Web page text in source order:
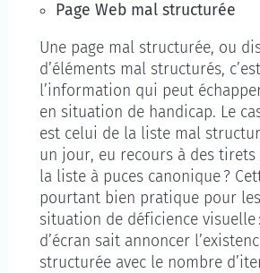
Page Web mal structurée
Une page mal structurée, ou
d’éléments mal structurés,
l’information qui peut
en situation de handicap. Le
est celui de la liste mal
un jour, eu recours à des
la liste à puces canonique ?
pourtant bien pratique pour
situation de déficience visuelle
d’écran sait annoncer
structurée avec le nombre